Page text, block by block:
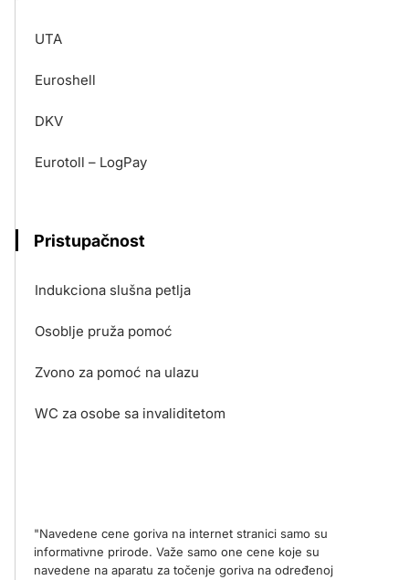
UTA
Euroshell
DKV
Eurotoll – LogPay
Pristupačnost
Indukciona slušna petlja
Osoblje pruža pomoć
Zvono za pomoć na ulazu
WC za osobe sa invaliditetom
"Navedene cene goriva na internet stranici samo su
informativne prirode. Važe samo one cene koje su
navedene na aparatu za točenje goriva na određenoj